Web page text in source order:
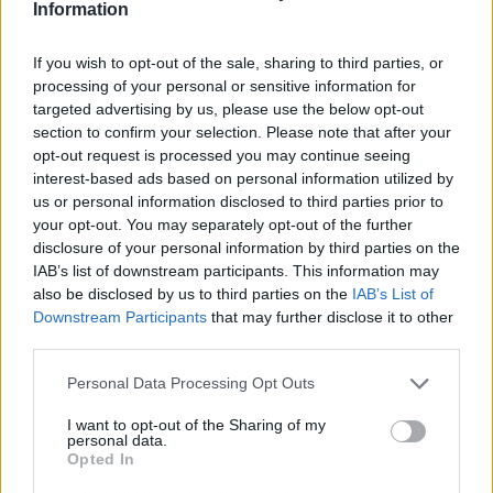
Information
If you wish to opt-out of the sale, sharing to third parties, or
processing of your personal or sensitive information for
targeted advertising by us, please use the below opt-out
section to confirm your selection. Please note that after your
opt-out request is processed you may continue seeing
interest-based ads based on personal information utilized by
us or personal information disclosed to third parties prior to
your opt-out. You may separately opt-out of the further
disclosure of your personal information by third parties on the
IAB’s list of downstream participants. This information may
also be disclosed by us to third parties on the IAB’s List of
Downstream Participants that may further disclose it to other
Personal Data Processing Opt Outs
I want to opt-out of the Sharing of my
personal data.
Opted In
Heřmanice ohrožuje životní prostředí Ostravy a postupuje
dopisu.
Šance pro budovy: Dostupné bydlení nevyřeší jen nová
výstavba. Česko musí lépe využít renovace stávajících
budov
5.8.2026
Diskuse: 39
Více než 380 tisíc domácností v
Česku potřebuje cenově
dostupné nájemní bydlení.
Podle výstupů zprávy EIB pro
Ministerstvo pro místní rozvoj
nutné systematicky využívat také renovace stávajících budov. Ty
mohou nabídnout kvalitní bydlení, například díky využití objektů v
centrech obcí, a zároveň snižovat jeho dlouhodobé provozní
náklady. Desetina českých domácností totiž vydává na bydlení více
než 40 % svých příjmů.